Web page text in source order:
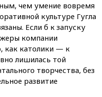
чем умение вовремя
культуре Гугла
Если б к запуску
компании
как католики — к
лишилась той
творчества, без
развитие